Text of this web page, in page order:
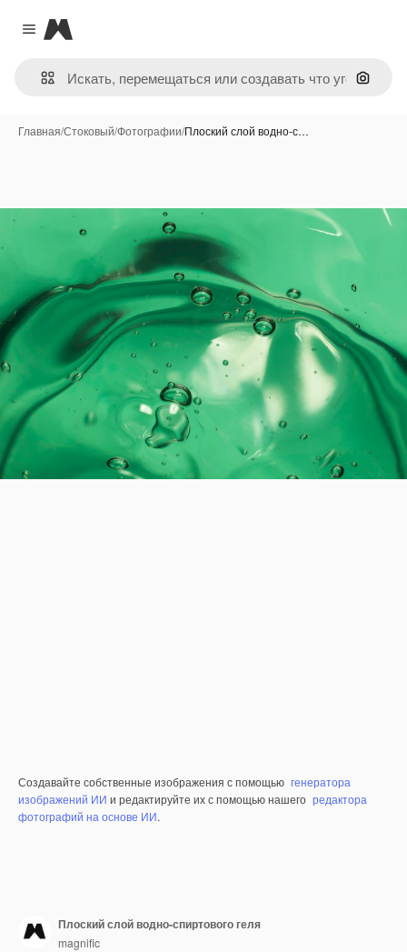
Close menu
Magnific
Поиск
Главная/Стоковый/Фотографии/Плоский слой водно-с…
Создавайте собственные изображения с помощью генератора
изображений ИИ и редактируйте их с помощью нашего редактора
фотографий на основе ИИ.
Плоский слой водно-спиртового геля
magnific